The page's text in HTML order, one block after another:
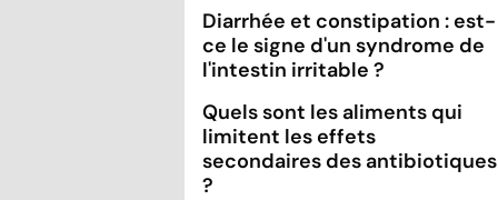
Diarrhée et constipation : est-
ce le signe d'un syndrome de
l'intestin irritable ?
Quels sont les aliments qui
limitent les effets
secondaires des antibiotiques
?